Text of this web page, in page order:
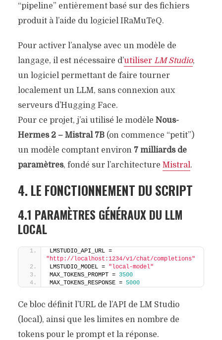
“pipeline” entièrement basé sur des fichiers
produit à l’aide du logiciel IRaMuTeQ.
Pour activer l’analyse avec un modèle de
langage, il est nécessaire d’utiliser LM Studio,
un logiciel permettant de faire tourner
localement un LLM, sans connexion aux
serveurs d’Hugging Face.
Pour ce projet, j’ai utilisé le modèle Nous-
Hermes 2 – Mistral 7B (on commence “petit”)
un modèle comptant environ 7 milliards de
paramètres, fondé sur l’architecture Mistral.
4. LE FONCTIONNEMENT DU SCRIPT
4.1 PARAMÈTRES GÉNÉRAUX DU LLM
LOCAL
LMSTUDIO_API_URL =
"http://localhost:1234/v1/chat/completions"
LMSTUDIO_MODEL = "local-model"
MAX_TOKENS_PROMPT = 3500
MAX_TOKENS_RESPONSE = 5000
Ce bloc définit l’URL de l’API de LM Studio
(local), ainsi que les limites en nombre de
tokens pour le prompt et la réponse.